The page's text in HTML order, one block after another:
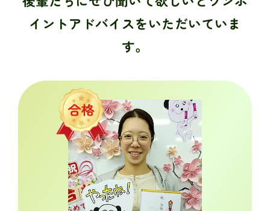
イントアドバイスをいただいていま
す。